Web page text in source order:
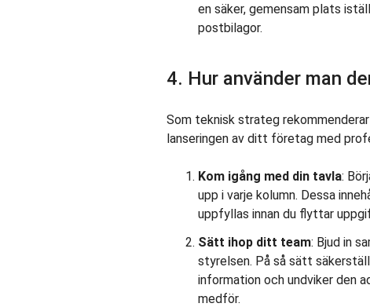
en säker, gemensam plats
postbilagor.
4. Hur använder man
Som teknisk strateg
lanseringen av ditt företag med
Kom igång med din tavla:
upp i varje kolumn. Dessa
uppfyllas innan du flyttar
Sätt ihop ditt team: Bjud in
styrelsen. På så sätt
information och undviker den
medför.